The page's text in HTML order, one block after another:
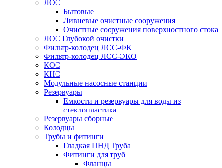
ЛОС
Бытовые
Ливневые очистные сооружения
Очистные сооружения поверхностного стока
ЛОС Глубокой очистки
Фильтр-колодец ЛОС-ФК
Фильтр-колодец ЛОС-ЭКО
КОС
КНС
Модульные насосные станции
Резервуары
Емкости и резервуары для воды из
стеклопластика
Резервуары сборные
Колодцы
Трубы и фитинги
Гладкая ПНД Труба
Фитинги для труб
Фланцы